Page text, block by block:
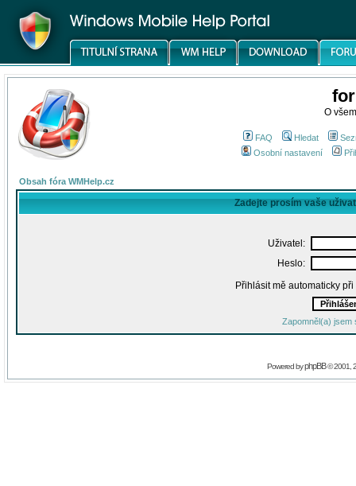
O
FAQ Hledat
Osobní nastavení
Obsah fóra WMHelp.cz
Zadejte prosím vaše
Uživatel:
Heslo:
Přihlásit mě automaticky
Zapomněl(a) jsem
Powered byphpBB© 2001,